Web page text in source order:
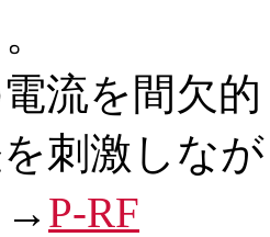
流を間欠
刺激しな
→ P-RF